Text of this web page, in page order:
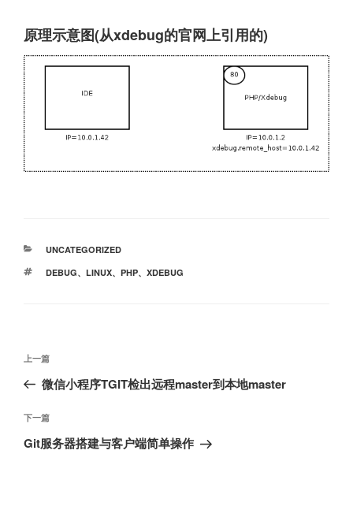
原理示意图(从xdebug的官网上引用的)
分
UNCATEGORIZED
标
DEBUG、 LINUX、 PHP、 XDEBUG
文
导
航
上
一
文
章
上一篇
微信小程序TGIT检出远程master到本地master
下
一
下一篇
Git服务器搭建与客户端简单操作